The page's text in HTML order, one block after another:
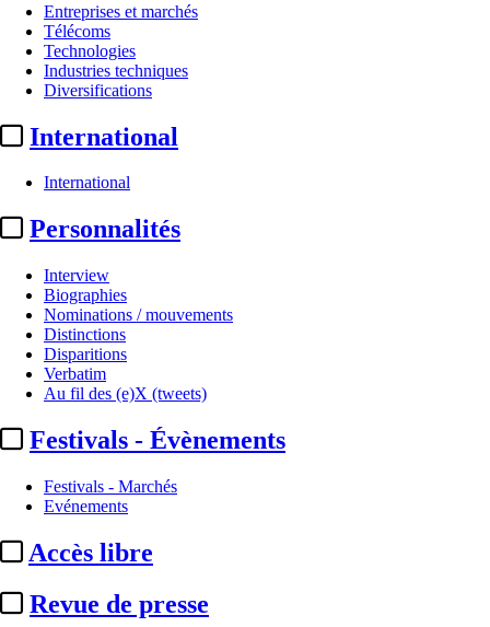
Entreprises et marchés
Télécoms
Technologies
Industries techniques
Diversifications
International
International
Personnalités
Interview
Biographies
Nominations / mouvements
Distinctions
Disparitions
Verbatim
Au fil des (e)X (tweets)
Festivals - Évènements
Festivals - Marchés
Evénements
Accès libre
Revue de presse
Cinéma :
devenu la voie royale vers la
fiction ?